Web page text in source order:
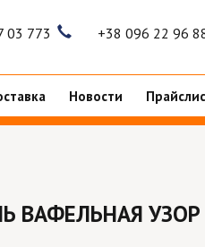
03 773 +38 096 22 96
Новости
ВАФЕЛЬНАЯ УЗОР